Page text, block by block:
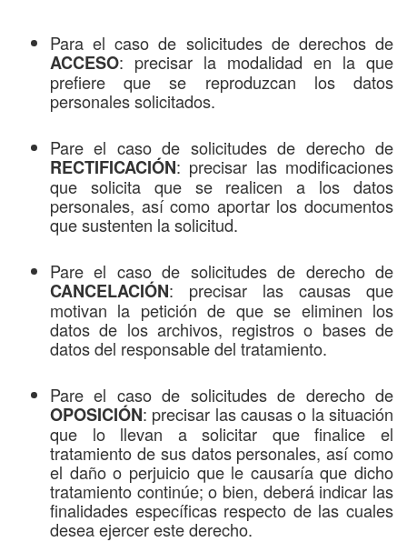
Para el caso de solicitudes de derechos de
ACCESO: precisar la modalidad en la que
prefiere que se reproduzcan los datos
personales solicitados.
Pare el caso de solicitudes de derecho de
RECTIFICACIÓN: precisar las modificaciones
que solicita que se realicen a los datos
personales, así como aportar los documentos
que sustenten la solicitud.
Pare el caso de solicitudes de derecho de
CANCELACIÓN: precisar las causas que
motivan la petición de que se eliminen los
datos de los archivos, registros o bases de
datos del responsable del tratamiento.
Pare el caso de solicitudes de derecho de
OPOSICIÓN: precisar las causas o la situación
que lo llevan a solicitar que finalice el
tratamiento de sus datos personales, así como
el daño o perjuicio que le causaría que dicho
tratamiento continúe; o bien, deberá indicar las
finalidades específicas respecto de las cuales
desea ejercer este derecho.